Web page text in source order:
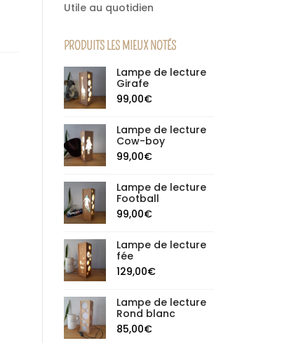
Utile au quotidien
PRODUITS LES MIEUX NOTÉS
Lampe de lecture
Girafe
99,00€
Lampe de lecture
Cow-boy
99,00€
Lampe de lecture
Football
99,00€
Lampe de lecture
fée
129,00€
Lampe de lecture
Rond blanc
85,00€